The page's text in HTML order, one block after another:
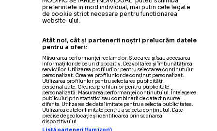
preferintele in mod individual, mai putin cele legate
de cookie strict necesare pentru functionarea
website-ului.
Atât noi, cât și partenerii noștri prelucrăm datele
pentru a oferi:
Măsurarea performanței reclamelor. Stocarea și/sau accesarea
informațiilor de pe un dispozitiv. Dezvoltarea și îmbunătățirea
serviciilor. Utilizarea profilurilor pentru selectarea conținutului
personalizat. Crearea profilurilor de conținut personalizat.
Utilizarea profilurilor pentru selectarea publicității
personalizate. Crearea profilurilor pentru publicitate
personalizată. Măsurarea performanței conținutului. Înțelegerea
publicului prin statistici sau combinații de date din surse
diferite. Utilizarea de date limitate pentru a selecta publicitatea.
Utilizarea datelor limitate pentru a selecta conținutul. Date
precise de geolocație și identificarea prin scanarea
dispozitivului.